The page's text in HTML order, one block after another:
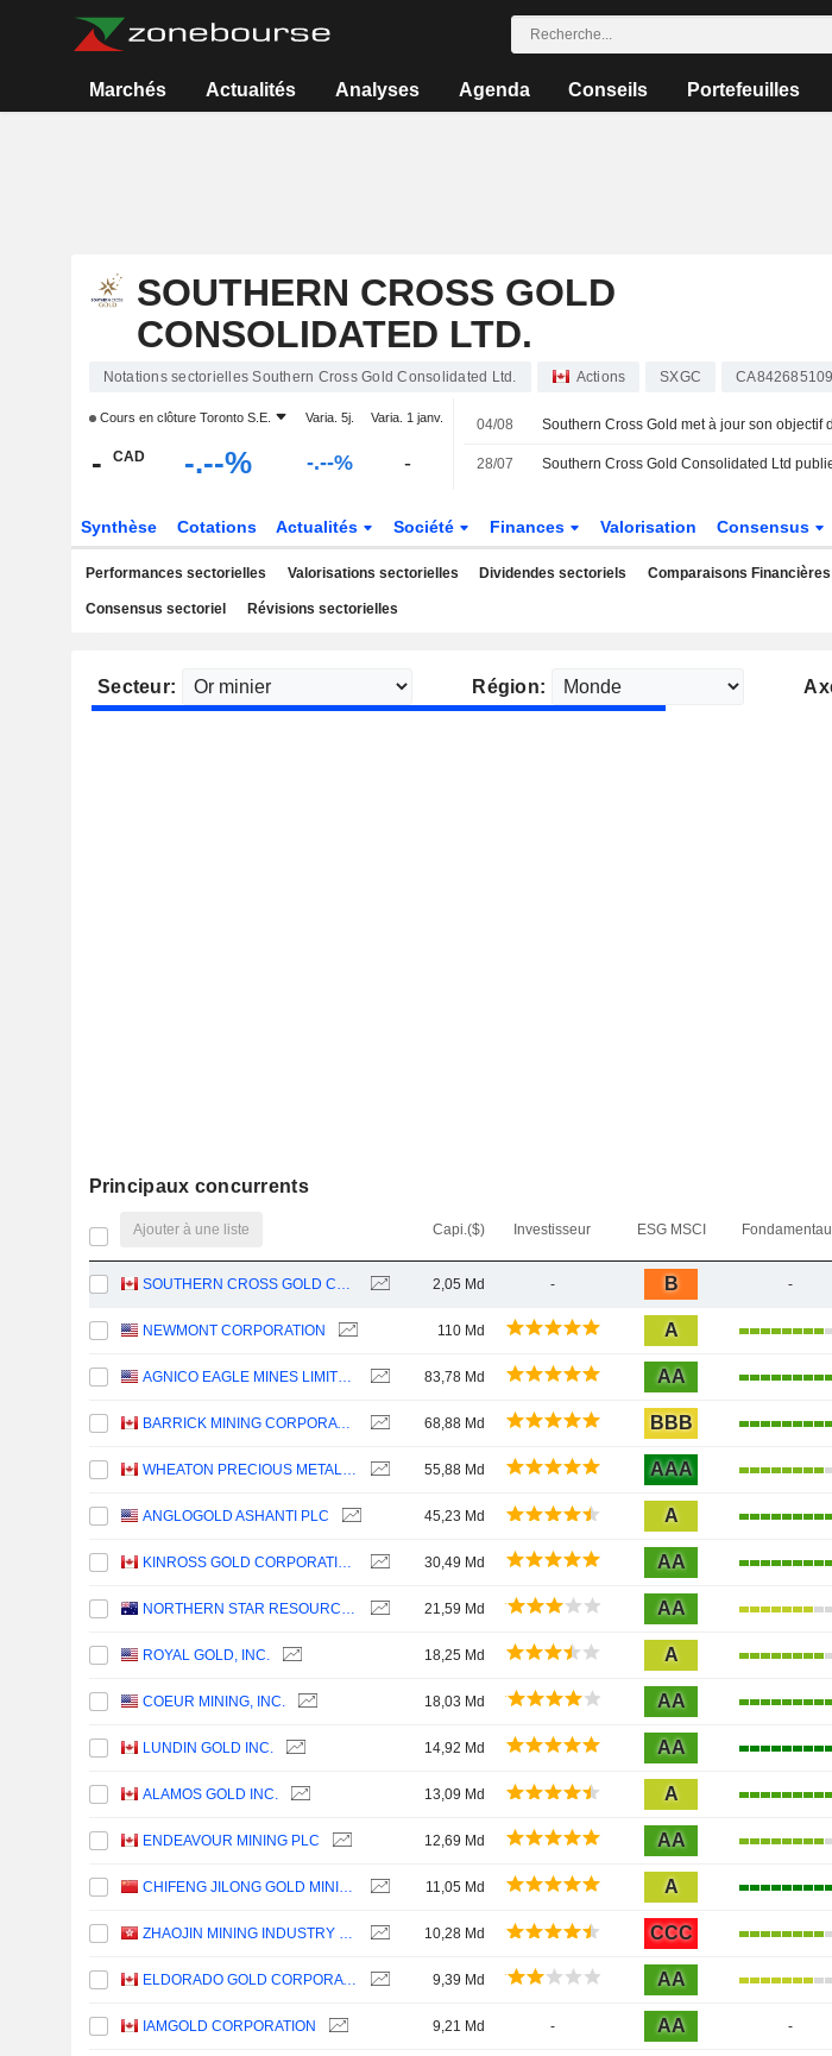
Marchés Actualités Analyses Agenda Conseils Portefeuilles
SOUTHERN CROSS GOLD
CONSOLIDATED LTD.
Notations sectorielles Southern Cross Gold Consolidated Ltd. Actions SXGC
Cours en clôture Toronto S.E. Varia. 5j. Varia. 1 janv.
- CAD -.--% -.--% -
04/08
28/07
Synthèse Cotations Actualités Société Finances Valorisation Consensus
Performances sectorielles Valorisations sectorielles Dividendes sectoriels Comparaisons Financières
Consensus sectoriel Révisions sectorielles
Secteur: Région:
Principaux concurrents
Ajouter à une liste Capi.($) Investisseur ESG MSCI
SOUTHERN CROSS GOLD CONSOLIDATED LTD. 2,05 Md - B -
NEWMONT CORPORATION 110 Md A
AGNICO EAGLE MINES LIMITED 83,78 Md AA
BARRICK MINING CORPORATION 68,88 Md BBB
WHEATON PRECIOUS METALS CORP. 55,88 Md AAA
ANGLOGOLD ASHANTI PLC 45,23 Md A
KINROSS GOLD CORPORATION 30,49 Md AA
NORTHERN STAR RESOURCES LIMITED 21,59 Md AA
ROYAL GOLD, INC. 18,25 Md A
COEUR MINING, INC. 18,03 Md AA
LUNDIN GOLD INC. 14,92 Md AA
ALAMOS GOLD INC. 13,09 Md A
ENDEAVOUR MINING PLC 12,69 Md AA
CHIFENG JILONG GOLD MINING GROUP LIMITED 11,05 Md A
ZHAOJIN MINING INDUSTRY COMPANY LIMITED 10,28 Md CCC
ELDORADO GOLD CORPORATION 9,39 Md AA
IAMGOLD CORPORATION 9,21 Md - AA -